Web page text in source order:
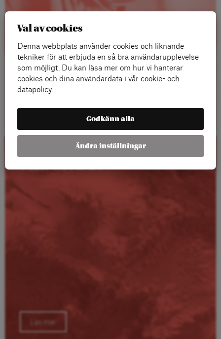
Läs mer
Kalender
Läs mer
Val av cookies
Denna webbplats använder cookies och liknande
tekniker för att erbjuda en så bra användarupplevelse
som möjligt. Du kan läsa mer om hur vi hanterar
cookies och dina användardata i vår cookie- och
datapolicy.
Godkänn alla
Ändra inställningar